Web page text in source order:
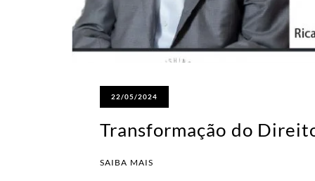
22/05/2024
Transformação do
SAIBA MAIS